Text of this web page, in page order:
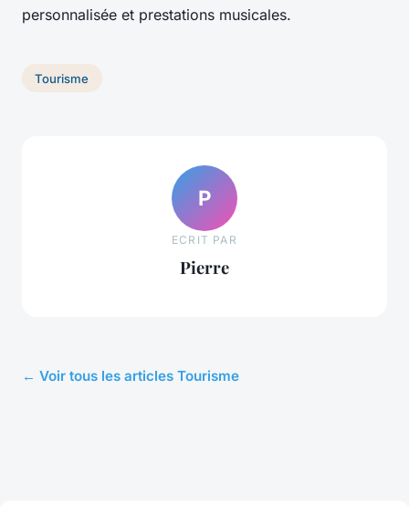
personnalisée et prestations musicales.
Tourisme
P
ECRIT PAR
Pierre
← Voir tous les articles Tourisme